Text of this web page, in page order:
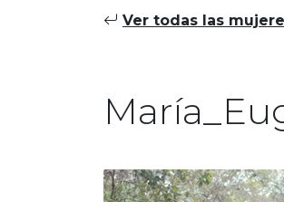
Ver todas las